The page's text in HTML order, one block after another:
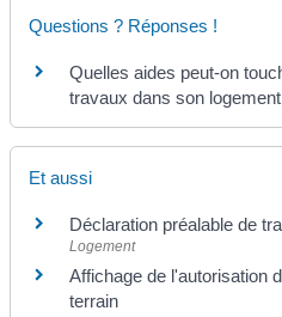
Questions ? Réponses !
Quelles aides peut-on
travaux dans son
Et aussi
Déclaration préalable de
Logement
Affichage de l'autorisation
terrain